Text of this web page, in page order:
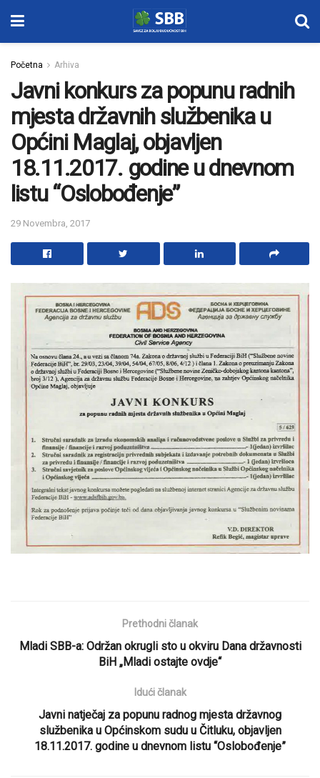
Početna Arhiva
Javni konkurs za popunu radnih
mjesta državnih službenika u
Općini Maglaj, objavljen
18.11.2017. godine u dnevnom
listu “Oslobođenje”
29 Novembra, 2017
Prethodni članak
Mladi SBB-a: Održan okrugli sto u okviru Dana državnosti
BiH „Mladi ostajte ovdje“
Idući članak
Javni natječaj za popunu radnog mjesta državnog
službenika u Općinskom sudu u Čitluku, objavljen
18.11.2017. godine u dnevnom listu “Oslobođenje”